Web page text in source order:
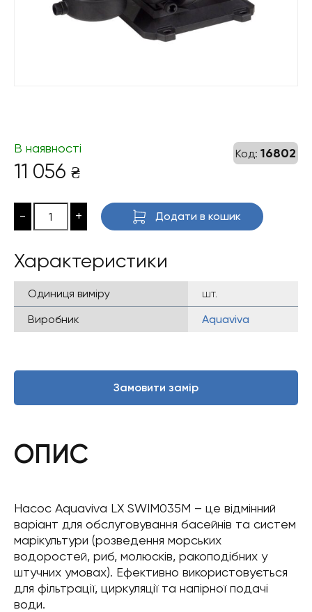
Код: 16802
В наявності
11 056 ₴
- + Додати в кошик
Характеристики
Одиниця виміру
шт.
Виробник
Aquaviva
Замовити замір
ОПИС
Насос Aquaviva LX SWIM035M – це відмінний
варіант для обслуговування басейнів та систем
марікультури (розведення морських
водоростей, риб, молюсків, ракоподібних у
штучних умовах). Ефективно використовується
для фільтрації, циркуляції та напірної подачі
води.